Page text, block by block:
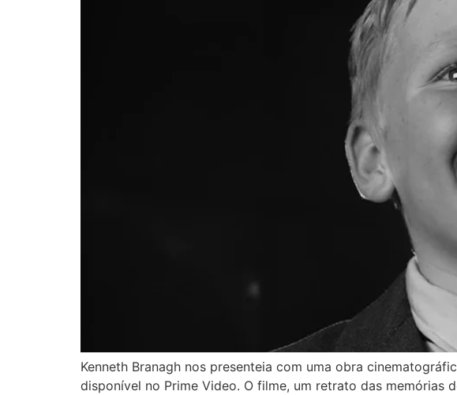
Kenneth Branagh nos presenteia com uma obra
disponível no Prime Video. O filme, um retrato das